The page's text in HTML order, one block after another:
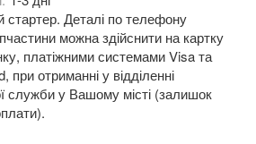
стартер. Деталі по телефону
можна здійснити на картку
платіжними системами Visa та
при отриманні у відділенні
служби у Вашому місті (залишок